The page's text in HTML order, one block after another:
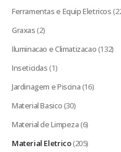
Ferramentas e Equip Eletricos
Graxas(2)
Iluminacao e Climatizacao(132)
Inseticidas(1)
Jardinagem e Piscina(16)
Material Basico(30)
Material de Limpeza(6)
Material Eletrico(205)